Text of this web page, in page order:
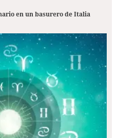
en un basurero de Italia